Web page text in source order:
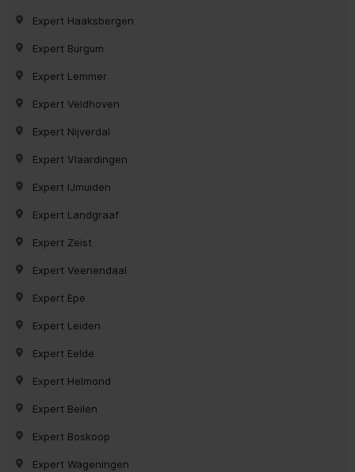
Expert Haaksbergen
Expert Burgum
Expert Lemmer
Expert Veldhoven
Expert Nijverdal
Expert Vlaardingen
Expert IJmuiden
Expert Landgraaf
Expert Zeist
Expert Veenendaal
Expert Epe
Expert Leiden
Expert Eelde
Expert Helmond
Expert Beilen
Expert Boskoop
Expert Wageningen